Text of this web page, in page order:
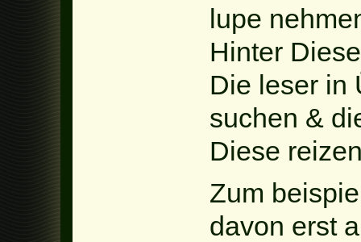
lupe
Hinter
Die leser in
suchen &
Diese
Zum
davon erst